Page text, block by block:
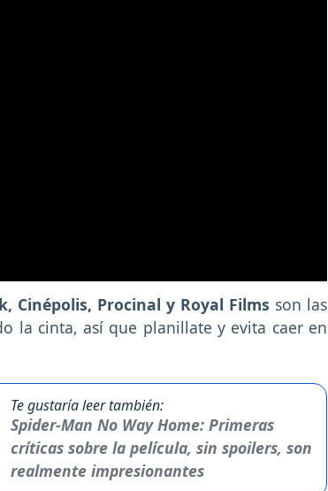
Cinépolis, Procinal y Royal Films son las
la cinta, así que planillate y evita caer en
Te gustaría leer también:
Spider-Man No Way Home: Primeras
críticas sobre la película, sin spoilers, son
realmente impresionantes